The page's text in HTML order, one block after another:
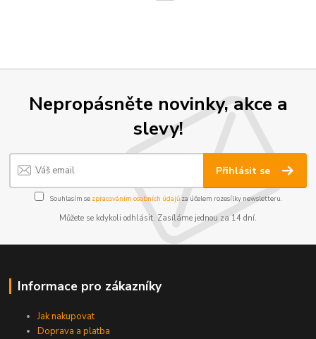
Nepropásněte novinky, akce a
slevy!
Přihlásit se
Souhlasím se zpracováním osobních údajůza účelem rozesílky newsletteru.
Můžete se kdykoli odhlásit. Zasíláme jednou za 14 dní.
Informace pro zákazníky
Jak nakupovat
Doprava a platba